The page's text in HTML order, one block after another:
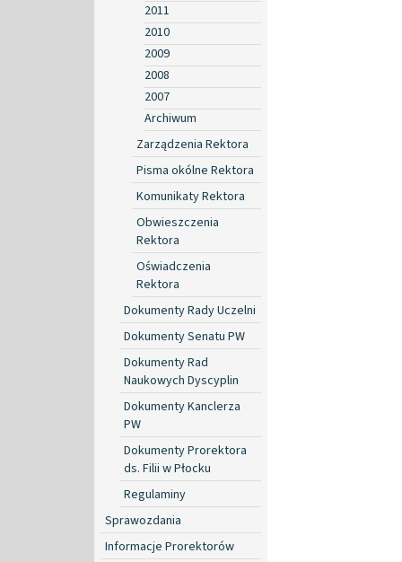
2011
2010
2009
2008
2007
Archiwum
Zarządzenia Rektora
Pisma okólne Rektora
Komunikaty Rektora
Obwieszczenia
Rektora
Oświadczenia
Rektora
Dokumenty Rady Uczelni
Dokumenty Senatu PW
Dokumenty Rad
Naukowych Dyscyplin
Dokumenty Kanclerza
PW
Dokumenty Prorektora
ds. Filii w Płocku
Regulaminy
Sprawozdania
Informacje Prorektorów